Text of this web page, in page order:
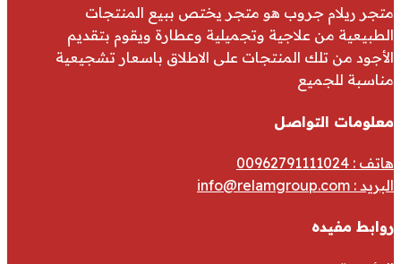
متجر ريلام جروب هو متجر يختص ببيع المنتجات
الطبيعية من علاجية وتجميلية وعطارة ويقوم بتقديم
الأجود من تلك المنتجات على الاطلاق باسعار تشجيعية
مناسبة للجميع
معلومات التواصل
هاتف : 00962791111024
البريد : info@relamgroup.com
روابط مفيده